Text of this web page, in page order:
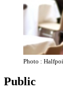
Photo :
Public